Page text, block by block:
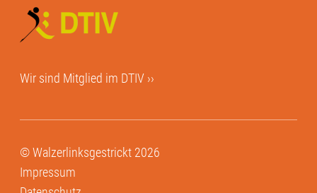
Wir sind Mitglied im DTIV ››
© Walzerlinksgestrickt 2026
Impressum